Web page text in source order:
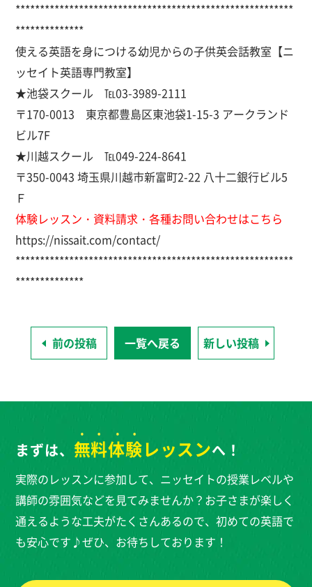
*********************************************************
**************
使える英語を身につける幼児からの子供英会話教室【ニ
ッセイト英語専門教室】
★池袋スクール ℡03-3989-2111
〒170-0013 東京都豊島区東池袋1-15-3 アークランド
ビル7F
★川越スクール ℡049-224-8641
〒350-0043 埼玉県川越市新富町2-22 八十二銀行ビル5
Ｆ
体験レッスン・資料請求・各種お問い合わせはこちら
https://nissait.com/contact/
*********************************************************
**************
前の投稿 一覧へ戻る 新しい投稿
まずは、 無料体験レッスンへ！
実際のレッスンに参加して、ニッセイトの授業レベルや
講師の雰囲気などを見てみませんか？お子さまが楽しく
通えるような工夫がたくさんあるので、初めての英語で
も安心です♪ぜひ、お待ちしております！